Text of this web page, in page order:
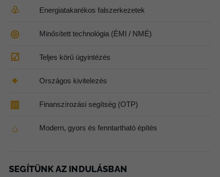
♧ Energiatakarékos falszerkezetek
◎ Minősített technológia (ÉMI / NMÉ)
☑ Teljes körű ügyintézés
⌖ Országos kivitelezés
▥ Finanszírozási segítség (OTP)
⌂ Modern, gyors és fenntartható építés
SEGÍTÜNK AZ INDULÁSBAN